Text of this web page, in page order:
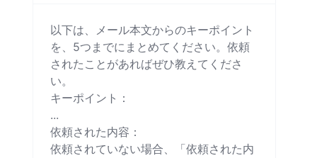
以下は、メール本文からのキーポイント
を、5つまでにまとめてください。依頼
されたことがあればぜひ教えてくださ
い。
キーポイント：
...
依頼された内容：
依頼されていない場合、「依頼された内